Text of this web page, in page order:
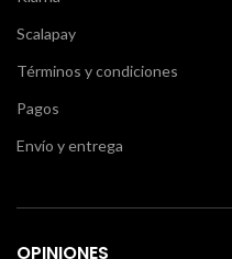
Scalapay
Términos y condiciones
Pagos
Envío y entrega
OPINIONES